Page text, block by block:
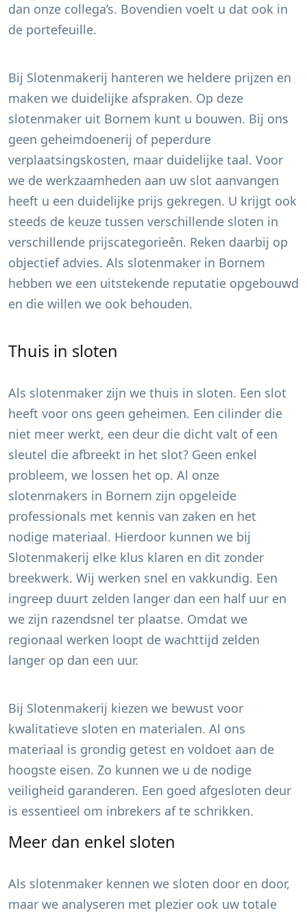
dan onze collega’s. Bovendien voelt u dat ook in
de portefeuille.
Bij Slotenmakerij hanteren we heldere prijzen en
maken we duidelijke afspraken. Op deze
slotenmaker uit Bornem kunt u bouwen. Bij ons
geen geheimdoenerij of peperdure
verplaatsingskosten, maar duidelijke taal. Voor
we de werkzaamheden aan uw slot aanvangen
heeft u een duidelijke prijs gekregen. U krijgt ook
steeds de keuze tussen verschillende sloten in
verschillende prijscategorieên. Reken daarbij op
objectief advies. Als slotenmaker in Bornem
hebben we een uitstekende reputatie opgebouwd
en die willen we ook behouden.
Thuis in sloten
Als slotenmaker zijn we thuis in sloten. Een slot
heeft voor ons geen geheimen. Een cilinder die
niet meer werkt, een deur die dicht valt of een
sleutel die afbreekt in het slot? Geen enkel
probleem, we lossen het op. Al onze
slotenmakers in Bornem zijn opgeleide
professionals met kennis van zaken en het
nodige materiaal. Hierdoor kunnen we bij
Slotenmakerij elke klus klaren en dit zonder
breekwerk. Wij werken snel en vakkundig. Een
ingreep duurt zelden langer dan een half uur en
we zijn razendsnel ter plaatse. Omdat we
regionaal werken loopt de wachttijd zelden
langer op dan een uur.
Bij Slotenmakerij kiezen we bewust voor
kwalitatieve sloten en materialen. Al ons
materiaal is grondig getest en voldoet aan de
hoogste eisen. Zo kunnen we u de nodige
veiligheid garanderen. Een goed afgesloten deur
is essentieel om inbrekers af te schrikken.
Meer dan enkel sloten
Als slotenmaker kennen we sloten door en door,
maar we analyseren met plezier ook uw totale